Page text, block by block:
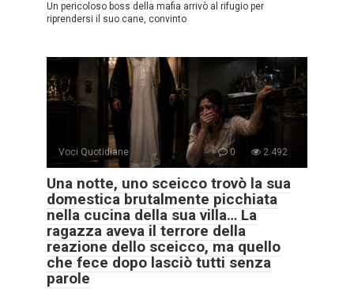
Un pericoloso boss della mafia arrivò al rifugio per
riprendersi il suo cane, convinto
Voci Quotidiane 0 2.492
Una notte, uno sceicco trovò la sua
domestica brutalmente picchiata
nella cucina della sua villa… La
ragazza aveva il terrore della
reazione dello sceicco, ma quello
che fece dopo lasciò tutti senza
parole